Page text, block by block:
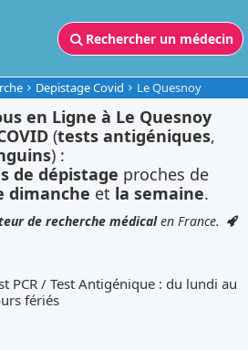
Rechercher un médecin
Depistage Covid Le Quesnoy
en Ligne à Le Quesnoy
(tests antigéniques,
) :
de dépistage proches de
dimanche et la semaine.
de recherche médicalen France.
PCR / Test Antigénique : du lundi au
fériés